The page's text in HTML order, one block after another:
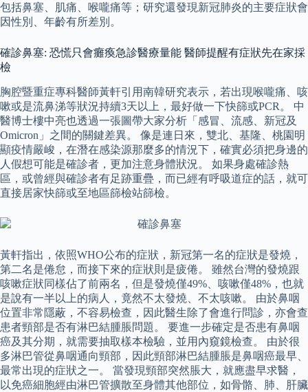
包括鼻塞、肌痛、喉嚨痛等；研究還發現新冠肺炎的主要症狀會
因性別、年齡有所差別。
確診鼻塞: 恐慌只會癱瘓急診醫療量能 醫師提醒有症狀先在家採
檢
胸腔暨重症專科醫師黃軒引用南韓研究表示，若出現喉嚨痛、咳
嗽或是流鼻涕等狀況持續3天以上，最好做一下快篩或PCR。 中
醫博士樓中亮也透過一張圖帶大家分析「感冒、流感、新冠及
Omicron」之間的關鍵差異。 像是連日來，雙北、基隆、桃園明
顯疫情嚴峻，在潛在感染源那麼多的情況下，確實必須把身邊的
人假想可能是確診者，更加注意身體狀況。 如果身處確診熱
區，或曾經與確診者有足跡重疊，而已經有呼吸道症的話，就可
直接居家快篩或至地區篩檢站篩檢。
黃軒指出，依照WHO公布的症狀，新冠第一名的症狀是發燒，
第二名是倦怠，而接下來的症狀則是疲倦。 雖然台灣的發燒跟
咳嗽症狀同樣佔了前兩名，但是發燒僅49%、咳嗽僅48%，也就
是說有一半以上的病人，竟然不太發燒、不太咳嗽。 由於鼻咽
位置非常隱蔽，不容易檢查，因此醫生除了會進行問診，亦會查
患者頸部是否有淋巴結腫脹問題。 要進一步確定是否患有鼻咽
癌及其分期，就需要抽取樣本檢驗，並用內窺鏡檢查。 由於很
多淋巴管從鼻咽通向頸部，因此頸部淋巴結腫脹是鼻咽癌最早、
最常出現的症狀之一。 當發現頸部突然脹大，就應盡早求醫，
以免癌細胞經由淋巴管擴散至身體其他部位，如骨骼、肺、肝臟